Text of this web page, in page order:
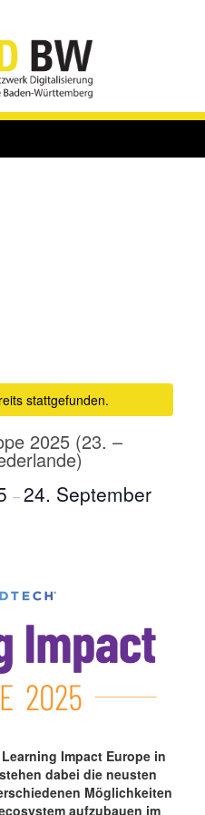
stattgefunden.
2025 (23. –
–24. September
Impact Europe in
dabei die neusten
Möglichkeiten
aufzubauen im